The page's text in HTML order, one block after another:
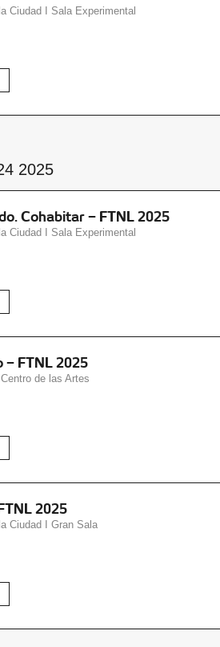
la Ciudad I Sala Experimental
2025
Cohabitar – FTNL 2025
la Ciudad I Sala Experimental
– FTNL 2025
Centro de las Artes
2025
Ciudad I Gran Sala